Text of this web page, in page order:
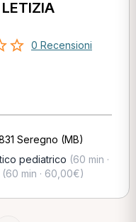
0 Recensioni
Seregno (MB)
pediatrico (60 min ·
(60 min · 60,00€)